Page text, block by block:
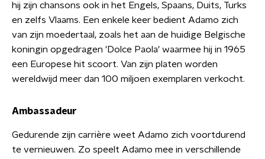
hij zijn chansons ook in het Engels, Spaans, Duits, Turks
en zelfs Vlaams. Een enkele keer bedient Adamo zich
van zijn moedertaal, zoals het aan de huidige Belgische
koningin opgedragen 'Dolce Paola' waarmee hij in 1965
een Europese hit scoort. Van zijn platen worden
wereldwijd meer dan 100 miljoen exemplaren verkocht.
Ambassadeur
Gedurende zijn carrière weet Adamo zich voortdurend
te vernieuwen. Zo speelt Adamo mee in verschillende